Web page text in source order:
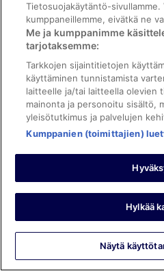
We had a very nice stay at the
view of the ocean from our
staff, excellent breakfast.
Yöpyi 3 yötä kesäkuussa 2025
0
Tarkistettu arvostelu
10/10 Loistava
22.12.2025
Hyvää: Siisteys, henkilökunta
Wonderful
Tietosuojakäytäntö-sivullamme.
kumppaneillemme, eivätkä ne
Me ja kumppanimme
tarjotaksemme:
Tarkkojen sijaintitietojen
käyttäminen tunnistamista
laitteelle ja/tai laitteella olevien
mainonta ja personoitu sisältö,
yleisötutkimus ja palvelujen
Kumppanien (toimittajien)
Hylkää
Näytä